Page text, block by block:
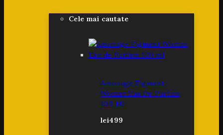
Cele mai cautate
Amouage Figment
Woman Eau De Parfum
100 Ml
lei499